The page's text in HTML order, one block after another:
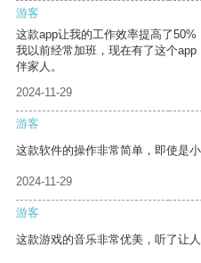
游客
这款app让我的工作效率提高了50%
我以前经常加班，现在有了这个
伴家人。
2024-11-29
游客
这款软件的操作非常简单，即使是小
2024-11-29
游客
这款游戏的音乐非常优美，听了让人